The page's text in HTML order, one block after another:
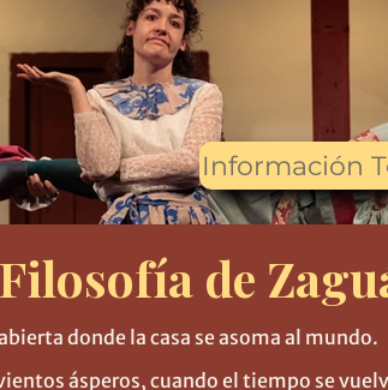
Información
de
donde la casa se asoma al mundo.
ásperos, cuando el tiempo se